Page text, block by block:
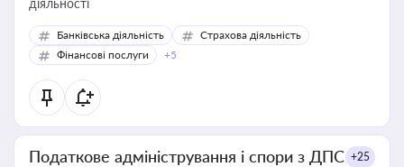
діяльності
Банківська діяльність
Страхова діяльність
Фінансові послуги
+5
Податкове адміністрування і спори з ДПС +25